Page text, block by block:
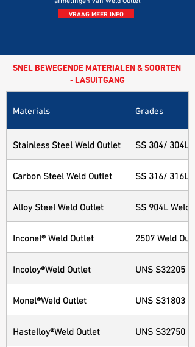
VRAAG MEER INFO
SNEL BEWEGENDE MATERIALEN & SOORTEN
- LASUITGANG
Materials Grades
Stainless Steel Weld Outlet SS 304/ 304L
Carbon Steel Weld Outlet SS 316/ 316L
Alloy Steel Weld Outlet SS 904L Weld
Inconel® Weld Outlet 2507 Weld
Incoloy®Weld Outlet UNS S32205
Monel®Weld Outlet UNS S31803
Hastelloy®Weld Outlet UNS S32750